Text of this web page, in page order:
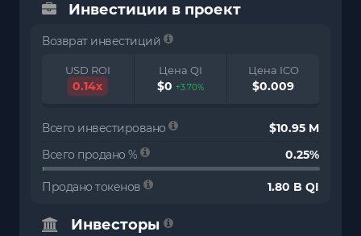
Инвестиции в проект
Возврат инвестиций
USD ROI
0.14x
Цена QI
$0 +3.70%
Цена ICO
$0.009
Всего инвестировано
$10.95 M
Всего продано %
0.25%
Продано токенов 1.80 B QI
Инвесторы